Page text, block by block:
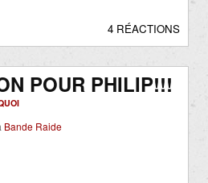
4 RÉACTIONS
POUR PHILIP!!!
Bande Raide